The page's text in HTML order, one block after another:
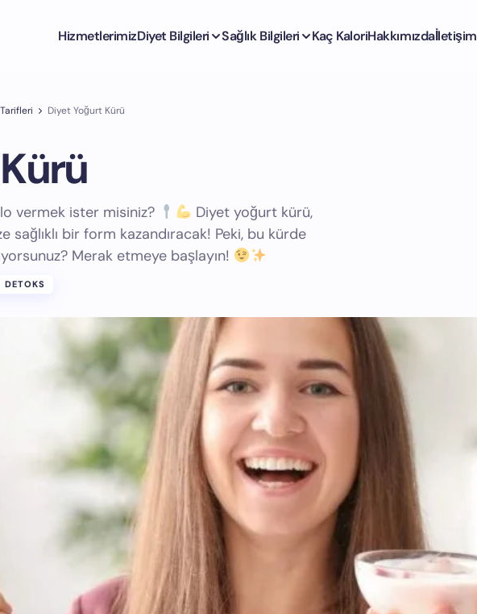
HizmetlerimizDiyet Bilgileri Sağlık Bilgileri Kaç KaloriHakkımızdaİletişim
Diyet Yoğurt Kürü
vermek ister misiniz?
Diyet yoğurt kürü,
sağlıklı bir form kazandıracak! Peki, bu kürde
Merak etmeye başlayın!
DETOKS